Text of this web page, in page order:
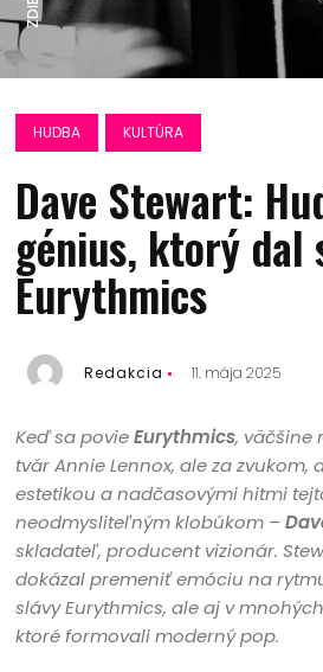
HUDBA KULTÚRA
Dave Stewart:
génius, ktorý dal
Eurythmics
Redakcia 11. mája 2025
Keď sa povieEurythmics, väčšine
tvár Annie Lennox, ale za zvukom,
estetikou a nadčasovými hitmi
neodmysliteľným klobúkom –
skladateľ, producent vizionár.
dokázal premeniť emóciu na
slávy Eurythmics, ale aj v
ktoré formovali moderný pop.